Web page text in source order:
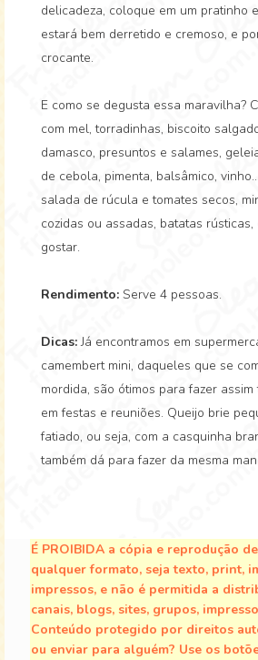
delicadeza, coloque em um pratinho
estará bem derretido e cremoso, e
crocante.
E como se degusta essa maravilha?
com mel, torradinhas, biscoito
damasco, presuntos e salames,
de cebola, pimenta, balsâmico,
salada de rúcula e tomates secos,
cozidas ou assadas, batatas
gostar.
Rendimento: Serve 4 pessoas.
Dicas:Já encontramos em
camembert mini, daqueles que se
mordida, são ótimos para fazer
em festas e reuniões. Queijo brie
fatiado, ou seja, com a casquinha
também dá para fazer da mesma
É PROIBIDA a cópia e reprodução
qualquer formato, seja texto, print,
impressos, e não é permitida a
canais, blogs, sites, grupos,
Conteúdo protegido por direitos
ou enviar para alguém? Use os